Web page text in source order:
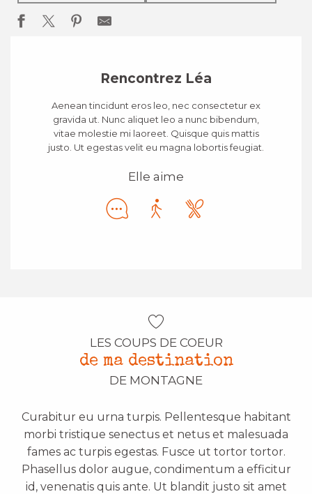
Rencontrez Léa
Aenean tincidunt eros leo, nec consectetur ex
gravida ut. Nunc aliquet leo a nunc bibendum,
vitae molestie mi laoreet. Quisque quis mattis
justo. Ut egestas velit eu magna lobortis feugiat.
Elle aime
LES COUPS DE COEUR
de ma destination
DE MONTAGNE
Curabitur eu urna turpis. Pellentesque habitant
morbi tristique senectus et netus et malesuada
fames ac turpis egestas. Fusce ut tortor tortor.
Phasellus dolor augue, condimentum a efficitur
id, venenatis quis ante. Ut blandit justo sit amet